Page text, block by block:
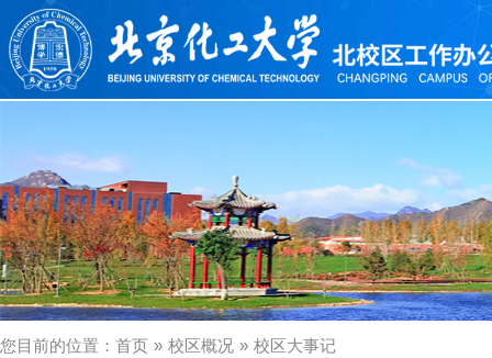
您目前的位置： 首页 » 校区概况 » 校区大事记